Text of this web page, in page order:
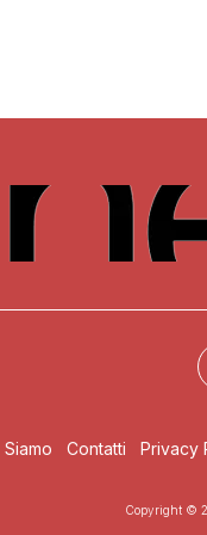
Siamo Contatti Privacy
Copyright ©